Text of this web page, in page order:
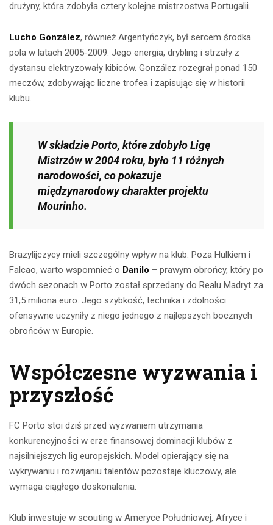
drużyny, która zdobyła cztery kolejne mistrzostwa Portugalii.
Lucho González, również Argentyńczyk, był sercem środka
pola w latach 2005-2009. Jego energia, drybling i strzały z
dystansu elektryzowały kibiców. González rozegrał ponad 150
meczów, zdobywając liczne trofea i zapisując się w historii
klubu.
W składzie Porto, które zdobyło Ligę
Mistrzów w 2004 roku, było 11 różnych
narodowości, co pokazuje
międzynarodowy charakter projektu
Mourinho.
Brazylijczycy mieli szczególny wpływ na klub. Poza Hulkiem i
Falcao, warto wspomnieć o Danilo – prawym obrońcy, który po
dwóch sezonach w Porto został sprzedany do Realu Madryt za
31,5 miliona euro. Jego szybkość, technika i zdolności
ofensywne uczyniły z niego jednego z najlepszych bocznych
obrońców w Europie.
Współczesne wyzwania i
przyszłość
FC Porto stoi dziś przed wyzwaniem utrzymania
konkurencyjności w erze finansowej dominacji klubów z
najsilniejszych lig europejskich. Model opierający się na
wykrywaniu i rozwijaniu talentów pozostaje kluczowy, ale
wymaga ciągłego doskonalenia.
Klub inwestuje w scouting w Ameryce Południowej, Afryce i